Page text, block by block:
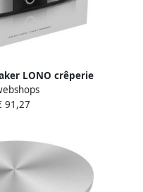
LONO crêperie
91,27